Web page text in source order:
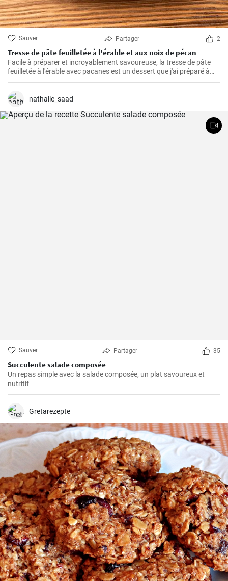
Sauver Partager 2
Tresse de pâte feuilletée à l'érable et aux noix de pécan
Facile à préparer et incroyablement savoureuse, la tresse de pâte
feuilletée à l'érable avec pacanes est un dessert que j'ai préparé à
maintes reprises pour mes proches. Parfumée de caramel, la saveur
difficile d'y résister.
nathalie_saad
Sauver Partager 35
Succulente salade composée
Un repas simple avec la salade composée, un plat savoureux et
nutritif
Gretarezepte